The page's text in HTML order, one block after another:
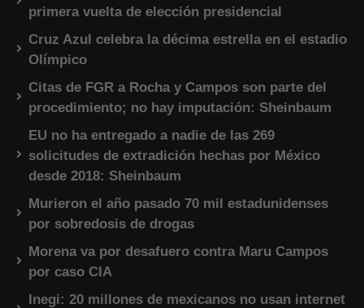
primera vuelta de elección presidencial
Cruz Azul celebra la décima estrella en el estadio
Olímpico
Citas de FGR a Rocha y Campos son parte del
procedimiento; no hay imputación: Sheinbaum
EU no ha entregado a nadie de las 269
solicitudes de extradición hechas por México
desde 2018: Sheinbaum
Murieron el año pasado 70 mil estadunidenses
por sobredosis de drogas
Morena va por desafuero contra Maru Campos
por caso CIA
Inegi: 20 millones de mexicanos no usan internet